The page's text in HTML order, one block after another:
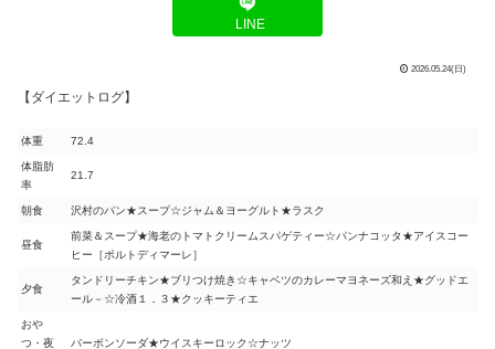
LINE
2026.05.24(日)
【ダイエットログ】
体重 72.4
体脂肪
率
21.7
朝食 沢村のパン★スープ☆ジャム＆ヨーグルト★ラスク
昼食
前菜＆スープ★海老のトマトクリームスパゲティー☆パンナコッタ★アイスコー
ヒー［ポルトディマーレ］
夕食
タンドリーチキン★ブリつけ焼き☆キャベツのカレーマヨネーズ和え★グッドエ
ール－☆冷酒１．３★クッキーティエ
おや
つ・夜
バーボンソーダ★ウイスキーロック☆ナッツ